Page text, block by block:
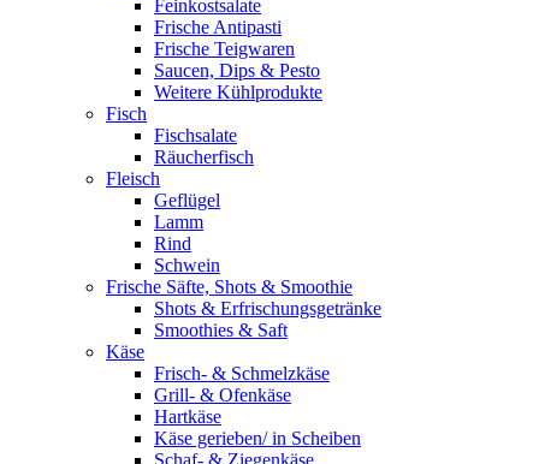
Feinkostsalate
Frische Antipasti
Frische Teigwaren
Saucen, Dips & Pesto
Weitere Kühlprodukte
Fisch
Fischsalate
Räucherfisch
Fleisch
Geflügel
Lamm
Rind
Schwein
Frische Säfte, Shots & Smoothie
Shots & Erfrischungsgetränke
Smoothies & Saft
Käse
Frisch- & Schmelzkäse
Grill- & Ofenkäse
Hartkäse
Käse gerieben/ in Scheiben
Schaf- & Ziegenkäse